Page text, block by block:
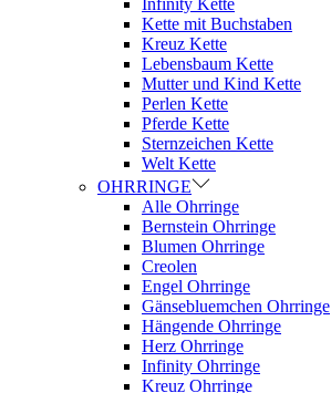
Infinity Kette
Kette mit Buchstaben
Kreuz Kette
Lebensbaum Kette
Mutter und Kind Kette
Perlen Kette
Pferde Kette
Sternzeichen Kette
Welt Kette
OHRRINGE
Alle Ohrringe
Bernstein Ohrringe
Blumen Ohrringe
Creolen
Engel Ohrringe
Gänsebluemchen Ohrringe
Hängende Ohrringe
Herz Ohrringe
Infinity Ohrringe
Kreuz Ohrringe